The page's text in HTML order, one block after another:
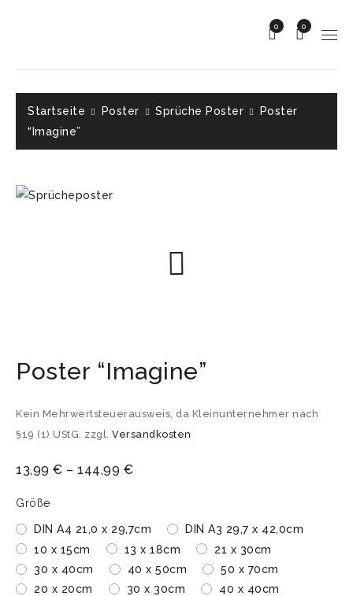
0
0
Startseite Poster Sprüche Poster
Poster
“Imagine”
Poster “Imagine”
Kein Mehrwertsteuerausweis, da Kleinunternehmer nach
§19 (1) UStG. zzgl. Versandkosten
13,99 € – 144,99 €
Größe
DIN A4 21,0 x 29,7cm
DIN A3 29,7 x 42,0cm
10 x 15cm
13 x 18cm
21 x 30cm
30 x 40cm
40 x 50cm
50 x 70cm
20 x 20cm
30 x 30cm 40 x 40cm